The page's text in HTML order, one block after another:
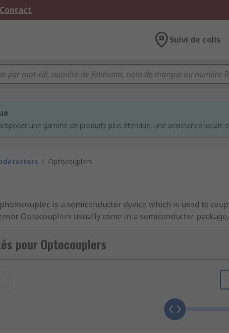
Suivi de colis
une gamme de produits plus étendue, une assistance locale
/ Optocouplers
is a semiconductor device which is used to
Optocouplers usually come in a semiconductor package,
to another circuit via an optical transmission path,
(light emitting diode) that produces IR or visible light, or a
to block the high voltages and variations in voltage.
they are ideal for applications which may experience
pour Optocouplers